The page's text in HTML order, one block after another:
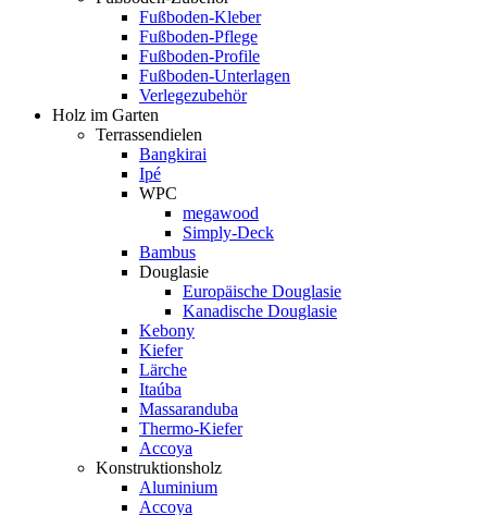
Fußboden-Kleber
Fußboden-Pflege
Fußboden-Profile
Fußboden-Unterlagen
Verlegezubehör
Holz im Garten
Terrassendielen
Bangkirai
Ipé
WPC
megawood
Simply-Deck
Bambus
Douglasie
Europäische Douglasie
Kanadische Douglasie
Kebony
Kiefer
Lärche
Itaúba
Massaranduba
Thermo-Kiefer
Accoya
Konstruktionsholz
Aluminium
Accoya